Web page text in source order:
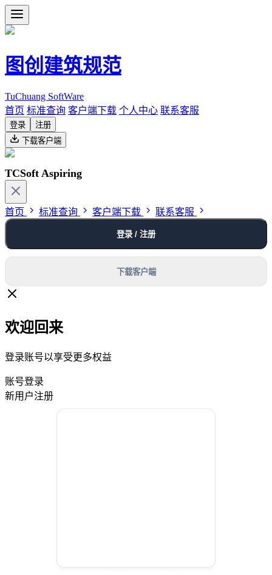
图创建筑规范
TuChuang SoftWare
首页 标准查询 客户端下载 个人中心 联系客服
登录
注册
下载客户端
TCSoft Aspiring
首页 标准查询 客户端下载 联系客服
登录 / 注册
下载客户端
欢迎回来
登录账号以享受更多权益
账号登录
新用户注册